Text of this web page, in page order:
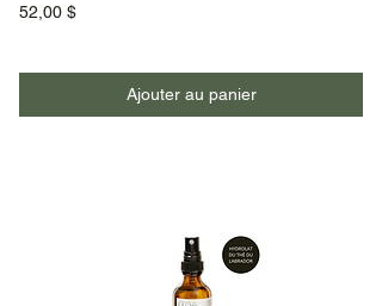
Prix
52,00 $
Ajouter au panier